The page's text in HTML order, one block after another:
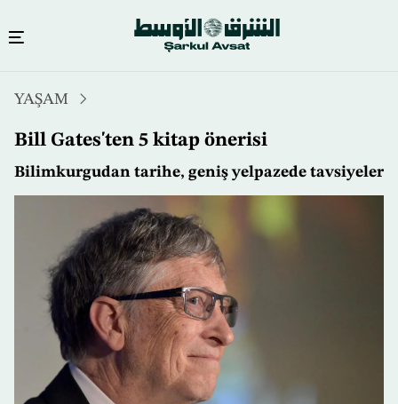
içeriğe
atla
YAŞAM
Bill Gates'ten 5 kitap önerisi
Bilimkurgudan tarihe, geniş yelpazede tavsiyeler